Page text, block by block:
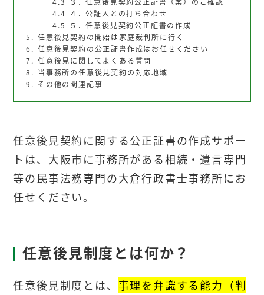
４．公証人との打ち合わせ
５．任意後見契約公正証書の作成
任意後見契約の開始は家庭裁判所に行く
任意後見契約の公正証書作成はお任せください
任意後見に関してよくある質問
当事務所の任意後見契約の対応地域
その他の関連記事
任意後見契約に関する公正証書の作成サポー
トは、大阪市に事務所がある相続・遺言専門
等の民事法務専門の大倉行政書士事務所にお
任せください。
任意後見制度とは何か？
任意後見制度とは、 事理を弁識する能力（判